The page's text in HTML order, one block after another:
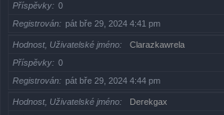
Příspěvky
0
Registrován
pát bře 29, 2024 4:41 pm
Hodnost, Uživatelské jméno
Clarazkawrela
Příspěvky
0
Registrován
pát bře 29, 2024 4:44 pm
Hodnost, Uživatelské jméno
Derekgax